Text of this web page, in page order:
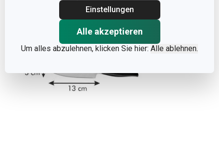
Einstellungen
Alle akzeptieren
Um alles abzulehnen, klicken Sie hier: Alle ablehnen.